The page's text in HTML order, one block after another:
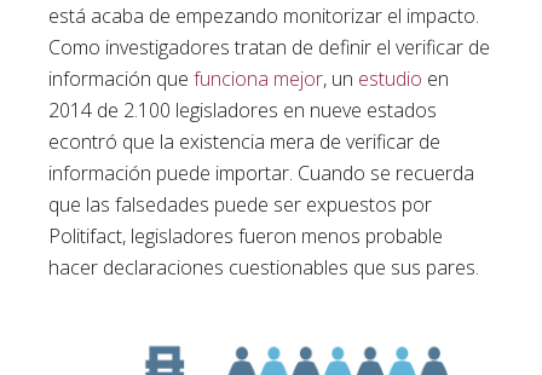
está acaba de empezando monitorizar el impacto.
Como investigadores tratan de definir el verificar de
información que funciona mejor, un estudio en
2014 de 2.100 legisladores en nueve estados
econtró que la existencia mera de verificar de
información puede importar. Cuando se recuerda
que las falsedades puede ser expuestos por
Politifact, legisladores fueron menos probable
hacer declaraciones cuestionables que sus pares.